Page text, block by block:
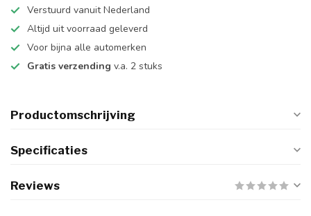
Verstuurd vanuit Nederland
Altijd uit voorraad geleverd
Voor bijna alle automerken
Gratis verzending v.a. 2 stuks
Productomschrijving
Specificaties
Reviews